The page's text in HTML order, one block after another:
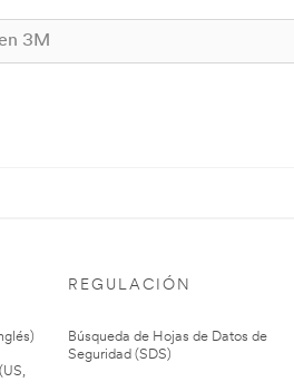
REGULACIÓN
Búsqueda de Hojas de Datos de
Seguridad (SDS)